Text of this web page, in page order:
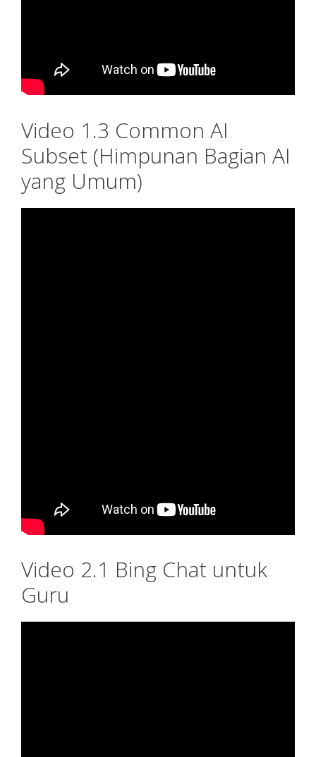
Video 1.3 Common AI
Subset (Himpunan Bagian AI
yang Umum)
Video 2.1 Bing Chat untuk
Guru